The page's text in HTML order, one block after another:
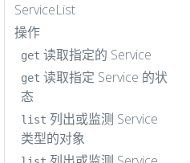
ServiceList
操作
get 读取指定的 Service
get 读取指定 Service 的状
态
list 列出或监测 Service
类型的对象